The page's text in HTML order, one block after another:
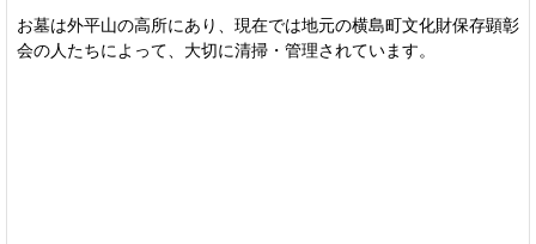
お墓は外平山の高所にあり、現在では地元の横島町文化財保存顕彰
会の人たちによって、大切に清掃・管理されています。